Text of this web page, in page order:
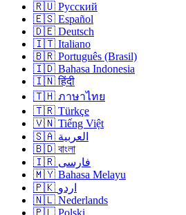
🇷🇺 Русский
🇪🇸 Español
🇩🇪 Deutsch
🇮🇹 Italiano
🇧🇷 Português (Brasil)
🇮🇩 Bahasa Indonesia
🇮🇳 हिंदी
🇹🇭 ภาษาไทย
🇹🇷 Türkçe
🇻🇳 Tiếng Việt
🇸🇦 العربية
🇧🇩 বাংলা
🇮🇷 فارسی
🇲🇾 Bahasa Melayu
🇵🇰 اردو
🇳🇱 Nederlands